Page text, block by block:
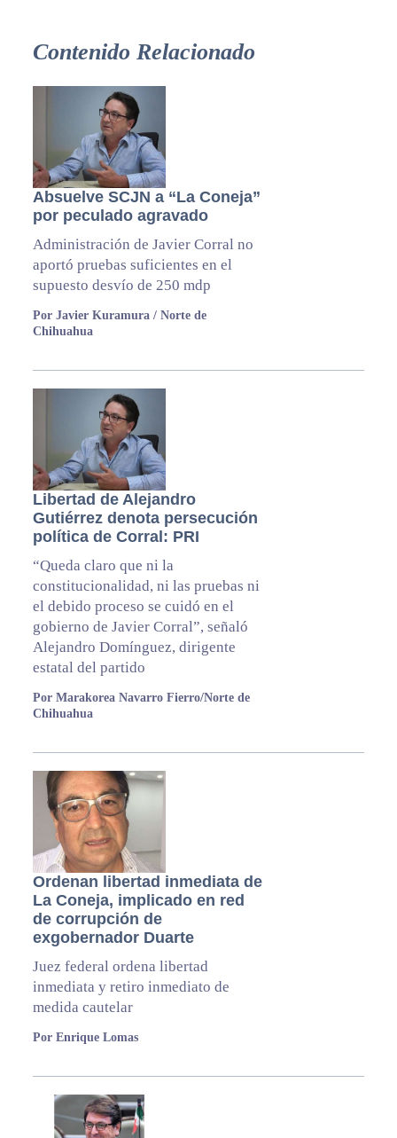
Contenido Relacionado
Absuelve SCJN a “La Coneja”
por peculado agravado
Administración de Javier Corral no
aportó pruebas suficientes en el
supuesto desvío de 250 mdp
Por Javier Kuramura / Norte de
Chihuahua
Libertad de Alejandro
Gutiérrez denota persecución
política de Corral: PRI
“Queda claro que ni la
constitucionalidad, ni las pruebas ni
el debido proceso se cuidó en el
gobierno de Javier Corral”, señaló
Alejandro Domínguez, dirigente
estatal del partido
Por Marakorea Navarro Fierro/Norte de
Chihuahua
Ordenan libertad inmediata de
La Coneja, implicado en red
de corrupción de
exgobernador Duarte
Juez federal ordena libertad
inmediata y retiro inmediato de
medida cautelar
Por Enrique Lomas